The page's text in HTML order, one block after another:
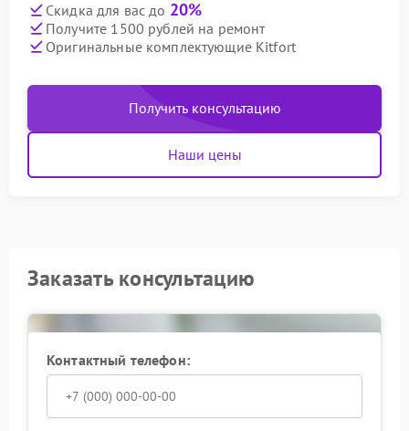
Скидка для вас до 20%
Получите 1500 рублей на ремонт
Оригинальные комплектующие Kitfort
Получить консультацию
Наши цены
Заказать консультацию
Контактный телефон: